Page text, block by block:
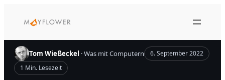
Inhalt
Tom Wießeckel · Was mit Computern
6. September 2022
1 Min. Lesezeit